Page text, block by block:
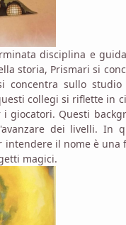
disciplina e
storia, Prismari si
concentra sullo studio
collegi si riflette in
giocatori. Questi
dei livelli. In
intendere il nome è una
magici.